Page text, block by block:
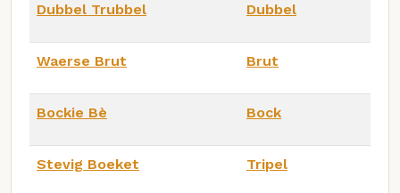
Dubbel Trubbel Dubbel
Waerse Brut Brut
Bockie Bè Bock
Stevig Boeket Tripel